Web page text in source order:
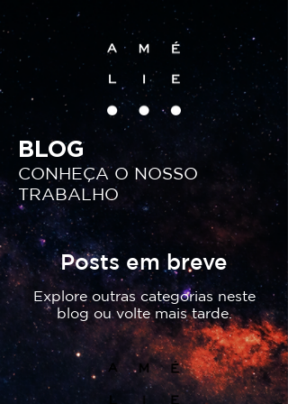
BLOG
CONHEÇA O NOSSO
TRABALHO
Posts em breve
Explore outras categorias neste
blog ou volte mais tarde.